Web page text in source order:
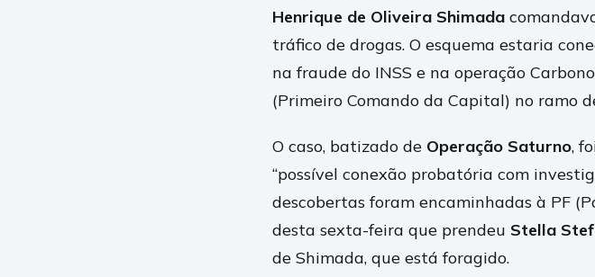
Henrique de Oliveira Shimada
tráfico de drogas. O esquema estaria
na fraude do INSS e na operação
(Primeiro Comando da Capital) no ramo
O caso, batizado de Operação Saturno,
“possível conexão probatória com
descobertas foram encaminhadas à PF
desta sexta-feira que prendeu Stella
de Shimada, que está foragido.